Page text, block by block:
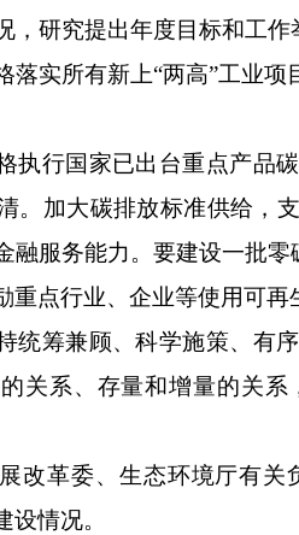
，研究提出年度目标和工
落实所有新上“两高”工业
执行国家已出台重点产品
。加大碳排放标准供给，
融服务能力。要建设一批
重点行业、企业等使用可
统筹兼顾、科学施策、有
关系、存量和增量的关
改革委、生态环境厅有
情况。